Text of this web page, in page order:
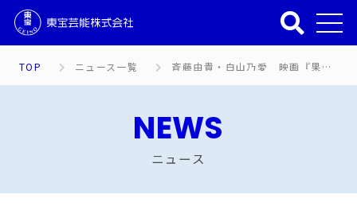
TOP ニュース一覧 斉藤由貴・白山乃愛 映画『果てしなきスカーレット』出演決定！
NEWS
ニュース